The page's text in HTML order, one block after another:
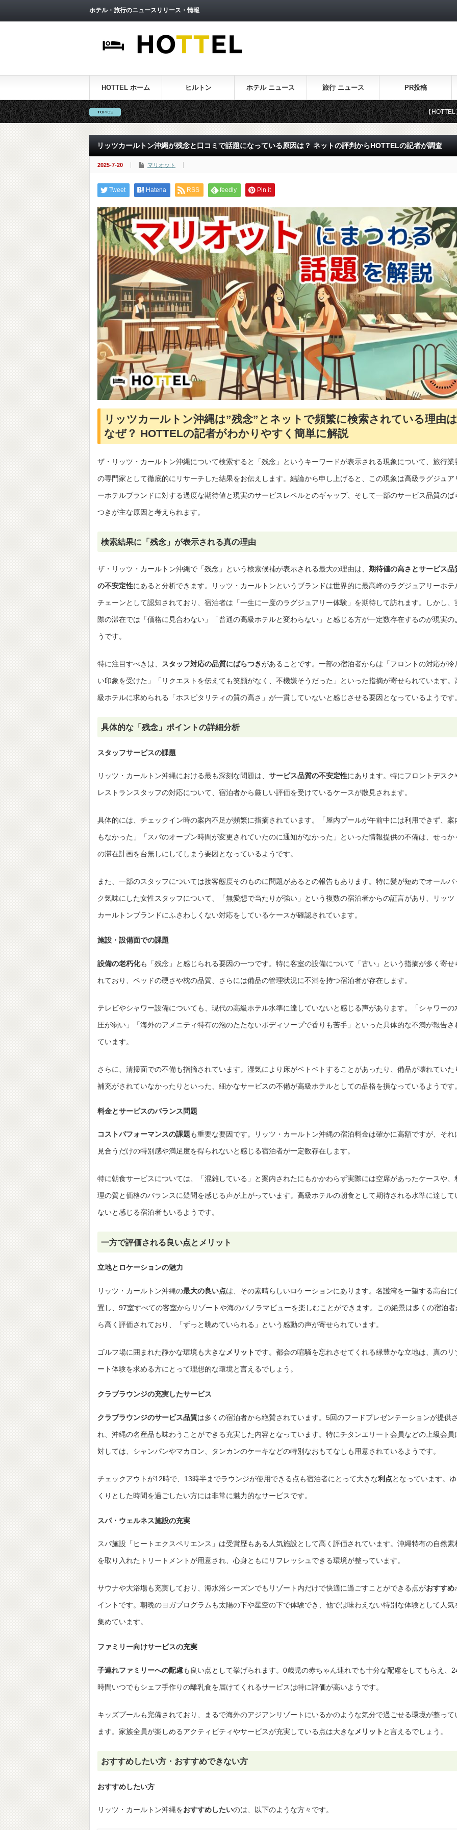
ホテル・旅行のニュースリリース・情報
HOTTEL ホーム ヒルトン ホテル ニュース 旅行 ニュース PR投稿
【HOTTEL】ホテル・旅行
リッツカールトン沖縄が残念と口コミで話題になっている原因は？ ネットの評判からHOTTELの記者が調査
2025-7-20 マリオット
Tweet Hatena RSS feedly Pin it
リッツカールトン沖縄は”残念”とネットで頻繁に検索されている理由は
なぜ？ HOTTELの記者がわかりやすく簡単に解説
ザ・リッツ・カールトン沖縄について検索すると「残念」というキーワードが表示される現象について、旅行業
の専門家として徹底的にリサーチした結果をお伝えします。結論から申し上げると、この現象は高級ラグジュア
ーホテルブランドに対する過度な期待値と現実のサービスレベルとのギャップ、そして一部のサービス品質のば
つきが主な原因と考えられます。
検索結果に「残念」が表示される真の理由
ザ・リッツ・カールトン沖縄で「残念」という検索候補が表示される最大の理由は、 期待値の高さとサービス品
の不安定性にあると分析できます。リッツ・カールトンというブランドは世界的に最高峰のラグジュアリーホテ
チェーンとして認知されており、宿泊者は「一生に一度のラグジュアリー体験」を期待して訪れます。しかし、
際の滞在では「価格に見合わない」「普通の高級ホテルと変わらない」と感じる方が一定数存在するのが現実の
うです。
特に注目すべきは、 スタッフ対応の品質にばらつきがあることです。一部の宿泊者からは「フロントの対応が冷
い印象を受けた」「リクエストを伝えても笑顔がなく、不機嫌そうだった」といった指摘が寄せられています。
級ホテルに求められる「ホスピタリティの質の高さ」が一貫していないと感じさせる要因となっているようです。
具体的な「残念」ポイントの詳細分析
スタッフサービスの課題
リッツ・カールトン沖縄における最も深刻な問題は、 サービス品質の不安定性にあります。特にフロントデスク
レストランスタッフの対応について、宿泊者から厳しい評価を受けているケースが散見されます。
具体的には、チェックイン時の案内不足が頻繁に指摘されています。「屋内プールが午前中には利用できず、案
もなかった」「スパのオープン時間が変更されていたのに通知がなかった」といった情報提供の不備は、せっか
の滞在計画を台無しにしてしまう要因となっているようです。
また、一部のスタッフについては接客態度そのものに問題があるとの報告もあります。特に髪が短めでオールバ
ク気味にした女性スタッフについて、「無愛想で当たりが強い」という複数の宿泊者からの証言があり、リッツ
カールトンブランドにふさわしくない対応をしているケースが確認されています。
施設・設備面での課題
設備の老朽化も「残念」と感じられる要因の一つです。特に客室の設備について「古い」という指摘が多く寄せ
れており、ベッドの硬さや枕の品質、さらには備品の管理状況に不満を持つ宿泊者が存在します。
テレビやシャワー設備についても、現代の高級ホテル水準に達していないと感じる声があります。「シャワーの
圧が弱い」「海外のアメニティ特有の泡のたたないボディソープで香りも苦手」といった具体的な不満が報告さ
ています。
さらに、清掃面での不備も指摘されています。湿気により床がベトベトすることがあったり、備品が壊れていた
補充がされていなかったりといった、細かなサービスの不備が高級ホテルとしての品格を損なっているようです。
料金とサービスのバランス問題
コストパフォーマンスの課題も重要な要因です。リッツ・カールトン沖縄の宿泊料金は確かに高額ですが、それ
見合うだけの特別感や満足度を得られないと感じる宿泊者が一定数存在します。
特に朝食サービスについては、「混雑している」と案内されたにもかかわらず実際には空席があったケースや、
理の質と価格のバランスに疑問を感じる声が上がっています。高級ホテルの朝食として期待される水準に達して
ないと感じる宿泊者もいるようです。
一方で評価される良い点とメリット
立地とロケーションの魅力
リッツ・カールトン沖縄の最大の良い点は、その素晴らしいロケーションにあります。名護湾を一望する高台に
置し、97室すべての客室からリゾートや海のパノラマビューを楽しむことができます。この絶景は多くの宿泊者
ら高く評価されており、「ずっと眺めていられる」という感動の声が寄せられています。
ゴルフ場に囲まれた静かな環境も大きな メリットです。都会の喧騒を忘れさせてくれる緑豊かな立地は、真のリ
ート体験を求める方にとって理想的な環境と言えるでしょう。
クラブラウンジの充実したサービス
クラブラウンジのサービス品質は多くの宿泊者から絶賛されています。5回のフードプレゼンテーションが提供さ
れ、沖縄の名産品も味わうことができる充実した内容となっています。特にチタンエリート会員などの上級会員
対しては、シャンパンやマカロン、タンカンのケーキなどの特別なおもてなしも用意されているようです。
チェックアウトが12時で、13時半までラウンジが使用できる点も宿泊者にとって大きな利点となっています。ゆ
くりとした時間を過ごしたい方には非常に魅力的なサービスです。
スパ・ウェルネス施設の充実
スパ施設「ヒートエクスペリエンス」は受賞歴もある人気施設として高く評価されています。沖縄特有の自然素
を取り入れたトリートメントが用意され、心身ともにリフレッシュできる環境が整っています。
サウナや大浴場も充実しており、海水浴シーズンでもリゾート内だけで快適に過ごすことができる点がおすすめ
イントです。朝晩のヨガプログラムも太陽の下や星空の下で体験でき、他では味わえない特別な体験として人気
集めています。
ファミリー向けサービスの充実
子連れファミリーへの配慮も良い点として挙げられます。0歳児の赤ちゃん連れでも十分な配慮をしてもらえ、
時間いつでもシェフ手作りの離乳食を届けてくれるサービスは特に評価が高いようです。
キッズプールも完備されており、まるで海外のアジアンリゾートにいるかのような気分で過ごせる環境が整って
ます。家族全員が楽しめるアクティビティやサービスが充実している点は大きな メリット と言えるでしょう。
おすすめしたい方・おすすめできない方
おすすめしたい方
リッツ・カールトン沖縄をおすすめしたいのは、以下のような方々です。